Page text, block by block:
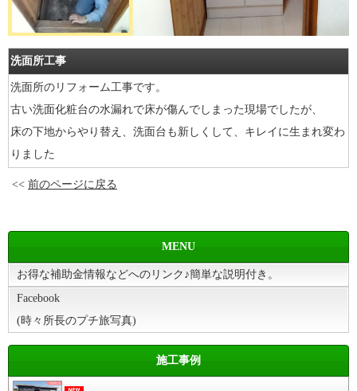
洗面所工事
洗面所のリフォーム工事です。
古い洗面化粧台の水漏れで床が傷んでしまった現場でしたが、
床の下地からやり替え、洗面台も新しくして、キレイに生まれ変わ
りました
<< 前のページに戻る
MENU
お得な補助金情報などへのリンク♪簡単な説明付き。
Facebook
(時々所長のプチ旅写真)
施工事例